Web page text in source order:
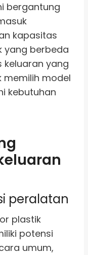
bergantung
kapasitas
yang berbeda
keluaran yang
memilih model
kebutuhan
peralatan
plastik
potensi
umum,